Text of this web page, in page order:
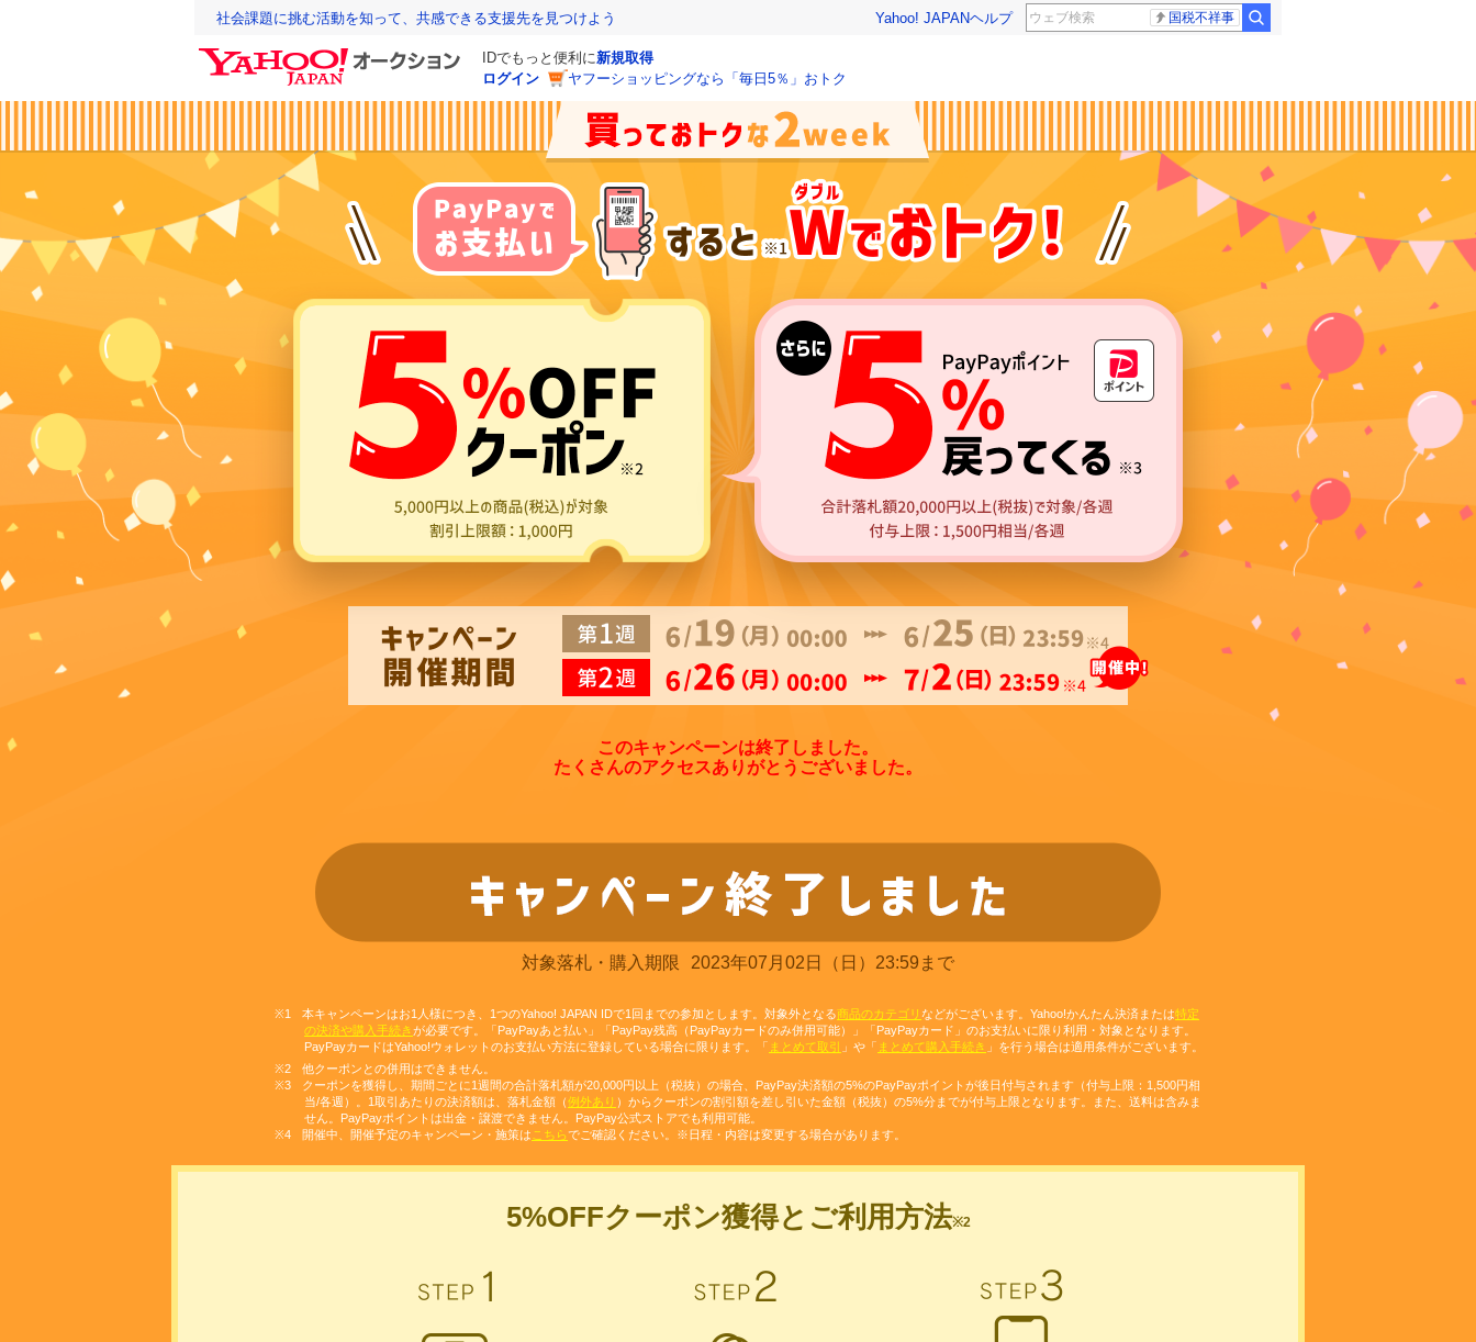
社会課題に挑む活動を知って、共感できる支援先を見つけよう Yahoo! JAPANヘルプ 国税不祥事
IDでもっと便利に新規取得
ログイン
ヤフーショッピングなら「毎日5％」おトク
このキャンペーンは終了しました。
たくさんのアクセスありがとうございました。
対象落札・購入期限 2023年07月02日（日）23:59まで
本キャンペーンはお1人様につき、1つのYahoo! JAPAN IDで1回までの参加とします。対象外となる商品のカテゴリ などがございます。Yahoo!かんたん決済または特定
の決済や購入手続きが必要です。「PayPayあと払い」「PayPay残高（PayPayカードのみ併用可能）」「PayPayカード」のお支払いに限り利用・対象となります。
PayPayカードはYahoo!ウォレットのお支払い方法に登録している場合に限ります。「 まとめて取引 」や「 まとめて購入手続き 」を行う場合は適用条件がございます。
他クーポンとの併用はできません。
クーポンを獲得し、期間ごとに1週間の合計落札額が20,000円以上（税抜）の場合、PayPay決済額の5%のPayPayポイントが後日付与されます（付与上限：1,500円相
当/各週）。1取引あたりの決済額は、落札金額（例外あり ）からクーポンの割引額を差し引いた金額（税抜）の5%分までが付与上限となります。また、送料は含みま
せん。PayPayポイントは出金・譲渡できません。PayPay公式ストアでも利用可能。
開催中、開催予定のキャンペーン・施策は こちらでご確認ください。※日程・内容は変更する場合があります。
5%OFFクーポン獲得と ご利用方法※2